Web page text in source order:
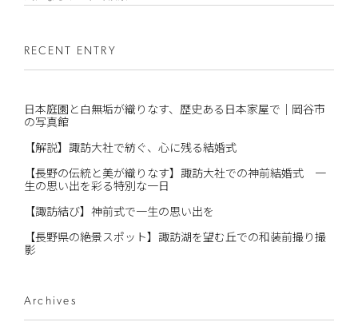
RECENT ENTRY
日本庭園と白無垢が織りなす、歴史ある日本家屋で｜岡谷市
の写真館
【解説】諏訪大社で紡ぐ、心に残る結婚式
【長野の伝統と美が織りなす】諏訪大社での神前結婚式 一
生の思い出を彩る特別な一日
【諏訪結び】神前式で一生の思い出を
【長野県の絶景スポット】諏訪湖を望む丘での和装前撮り撮
影
Archives